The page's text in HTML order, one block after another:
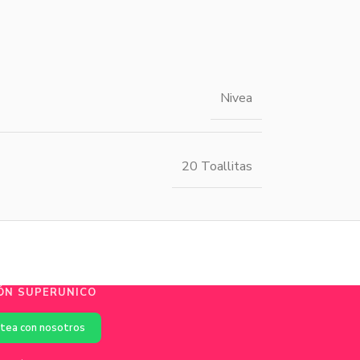
Nivea
20 Toallitas
SUPERUNICO
con nosotros